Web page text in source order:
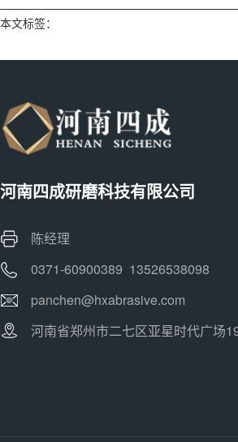
本文标签：
河南四成研磨科技有限公司
陈经理
0371-60900389 13526538098
panchen@hxabrasive.com
河南省郑州市二七区亚星时代广场